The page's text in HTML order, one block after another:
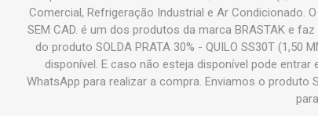
Comercial, Refrigeração Industrial e Ar Condicionado.
SEM CAD. é um dos produtos da marca BRASTAK e
do produto SOLDA PRATA 30% - QUILO SS30T (1,50
disponível. E caso não esteja disponível pode
WhatsApp para realizar a compra. Enviamos o produto